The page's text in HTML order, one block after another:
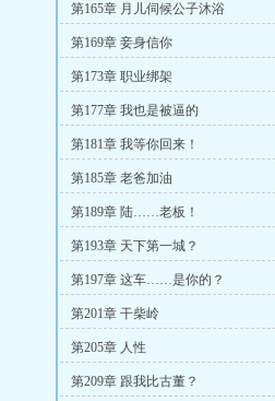
第165章 月儿伺候公子沐浴
第169章 妾身信你
第173章 职业绑架
第177章 我也是被逼的
第181章 我等你回来！
第185章 老爸加油
第189章 陆……老板！
第193章 天下第一城？
第197章 这车……是你的？
第201章 干柴岭
第205章 人性
第209章 跟我比古董？